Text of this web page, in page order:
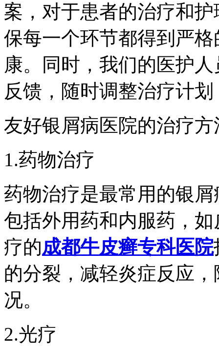
案，对于患者的治疗和
保每一个环节都得到严
康。同时，我们的医护
反馈，随时调整治疗计
友好银屑病医院的治疗方
1.药物治疗
药物治疗是最常用的银
包括外用药和内服药，
疗的成都牛皮癣专科医院
的分裂，减轻炎症反应
况。
2.光疗